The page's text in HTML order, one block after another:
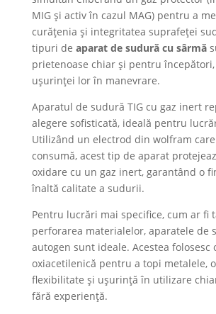
MIG și activ în cazul MAG) pentru a
curățenia și integritatea suprafeței
tipuri de aparat de sudură cu sârmă
prietenoase chiar și pentru
ușurinței lor în manevrare.
Aparatul de sudură TIG cu gaz inert
alegere sofisticată, ideală pentru
Utilizând un electrod din wolfram
consumă, acest tip de aparat
oxidare cu un gaz inert, garantând o
înaltă calitate a sudurii.
Pentru lucrări mai specifice, cum ar fi
perforarea materialelor, aparatele de
autogen sunt ideale. Acestea folosesc
oxiacetilenică pentru a topi metalele,
flexibilitate și ușurință în utilizare
fără experiență.